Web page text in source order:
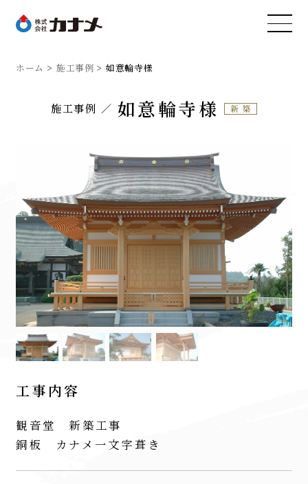
ホーム 施工事例 如意輪寺様
施工事例 如意輪寺様 新築
工事内容
観音堂 新築工事
銅板 カナメ一文字葺き